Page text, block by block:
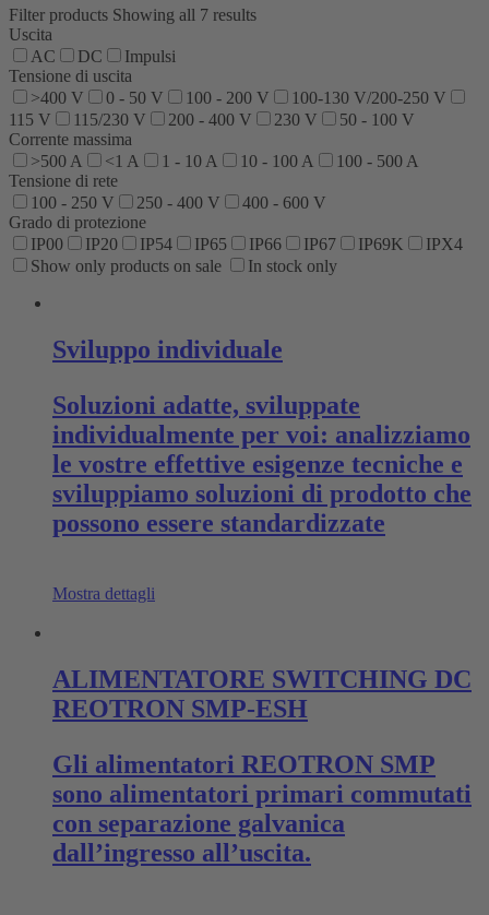
Filter products Showing all 7 results
Uscita
AC
DC
Impulsi
Tensione di uscita
>400 V
0 - 50 V 100 - 200 V
100-130 V/200-250 V
115 V
115/230 V 200 - 400 V 230 V
50 - 100 V
Corrente massima
>500 A
<1 A 1 - 10 A 10 - 100 A
100 - 500 A
Tensione di rete
100 - 250 V
250 - 400 V
400 - 600 V
Grado di protezione
IP00
IP20 IP54 IP65 IP66 IP67 IP69K
IPX4
Show only products on sale
In stock only
Sviluppo individuale
Soluzioni adatte, sviluppate
individualmente per voi: analizziamo
le vostre effettive esigenze tecniche e
sviluppiamo soluzioni di prodotto che
possono essere standardizzate
Mostra dettagli
ALIMENTATORE SWITCHING DC
REOTRON SMP-ESH
Gli alimentatori REOTRON SMP
sono alimentatori primari commutati
con separazione galvanica
dall’ingresso all’uscita.